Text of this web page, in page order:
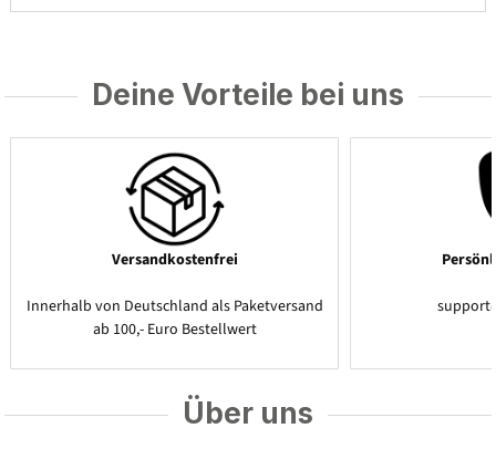
Deine Vorteile bei uns
Versandkostenfrei
Innerhalb von Deutschland als Paketversand
ab 100,- Euro Bestellwert
Über uns